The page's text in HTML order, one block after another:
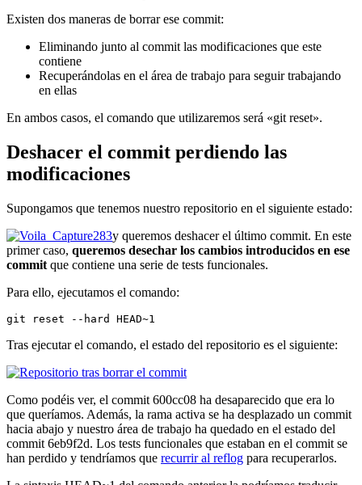
Existen dos maneras de borrar ese commit:
Eliminando junto al commit las modificaciones que este
contiene
Recuperándolas en el área de trabajo para seguir trabajando
en ellas
En ambos casos, el comando que utilizaremos será «git reset».
Deshacer el commit perdiendo las
modificaciones
Supongamos que tenemos nuestro repositorio en el siguiente estado:
y queremos deshacer el último commit. En este
primer caso, queremos desechar los cambios introducidos en ese
commit que contiene una serie de tests funcionales.
Para ello, ejecutamos el comando:
git reset --hard HEAD~1
Tras ejecutar el comando, el estado del repositorio es el siguiente:
Como podéis ver, el commit 600cc08 ha desaparecido que era lo
que queríamos. Además, la rama activa se ha desplazado un commit
hacia abajo y nuestro área de trabajo ha quedado en el estado del
commit 6eb9f2d. Los tests funcionales que estaban en el commit se
han perdido y tendríamos que recurrir al reflog para recuperarlos.